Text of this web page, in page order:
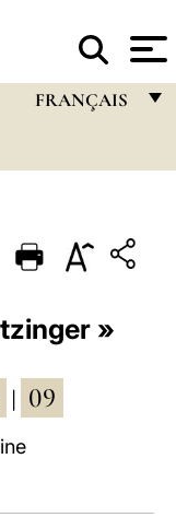
FRANÇAIS
PORTUGUÊS
POLSKI
»
09